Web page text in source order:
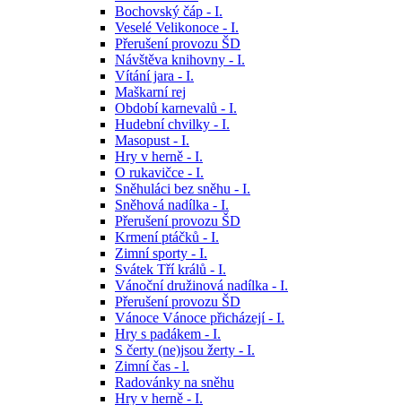
Bochovský čáp - I.
Veselé Velikonoce - I.
Přerušení provozu ŠD
Návštěva knihovny - I.
Vítání jara - I.
Maškarní rej
Období karnevalů - I.
Hudební chvilky - I.
Masopust - I.
Hry v herně - I.
O rukavičce - I.
Sněhuláci bez sněhu - I.
Sněhová nadílka - I.
Přerušení provozu ŠD
Krmení ptáčků - I.
Zimní sporty - I.
Svátek Tří králů - I.
Vánoční družinová nadílka - I.
Přerušení provozu ŠD
Vánoce Vánoce přicházejí - I.
Hry s padákem - I.
S čerty (ne)jsou žerty - I.
Zimní čas - l.
Radovánky na sněhu
Hry v herně - I.